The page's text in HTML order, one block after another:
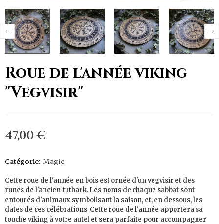
Roue de l'année viking
"Vegvisir"
47,00 €
Catégorie: Magie
Cette roue de l'année en bois est ornée d'un vegvisir et des
runes de l'ancien futhark. Les noms de chaque sabbat sont
entourés d'animaux symbolisant la saison, et, en dessous, les
dates de ces célébrations. Cette roue de l'année apportera sa
touche viking à votre autel et sera parfaite pour accompagner